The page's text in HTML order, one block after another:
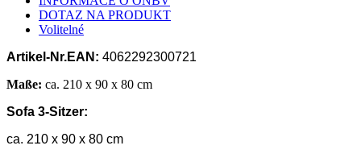
DOTAZ NA PRODUKT
Volitelné
Artikel-Nr.EAN: 4062292300721
Maße: ca. 210 x 90 x 80 cm
Sofa 3-Sitzer:
ca. 210 x 90 x 80 cm